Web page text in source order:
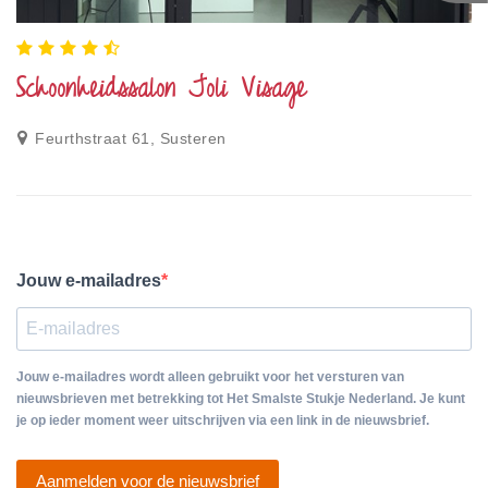
Schoonheidssalon Joli Visage
Feurthstraat 61, Susteren
Jouw e-mailadres
Jouw e-mailadres wordt alleen gebruikt voor het versturen van
nieuwsbrieven met betrekking tot Het Smalste Stukje Nederland. Je kunt
je op ieder moment weer uitschrijven via een link in de nieuwsbrief.
Aanmelden voor de nieuwsbrief